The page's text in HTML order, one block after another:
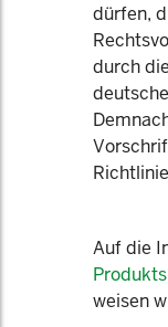
dürfen,
durch
Auf die
weisen